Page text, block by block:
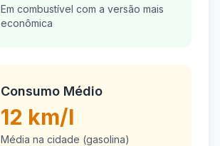
Em combustível com a versão mais
econômica
Consumo Médio
12 km/l
Média na cidade (gasolina)